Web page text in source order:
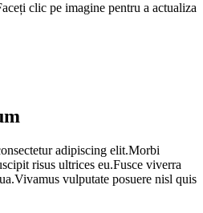
clic pe imagine pentru a actualiza
adipiscing elit.Morbi
risus ultrices eu.Fusce viverra
vulputate posuere nisl quis